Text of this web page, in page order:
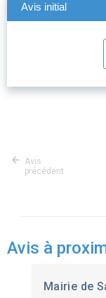
Avis initial
Avis
précédent
Avis à
Mairie de